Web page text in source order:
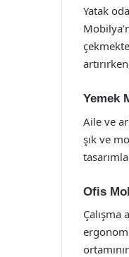
Yatak
Yemek
Aile ve
şık ve
Ofis